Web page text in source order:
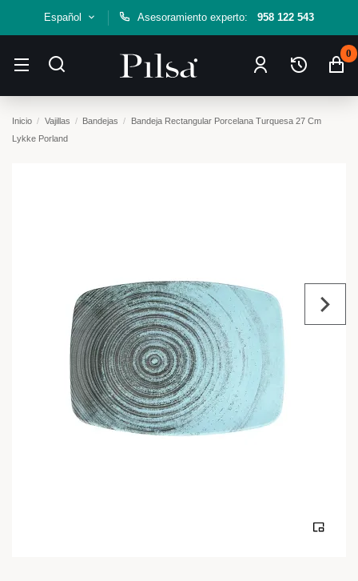
Español Asesoramiento experto: 958 122 543
0
Inicio Vajillas Bandejas
Bandeja Rectangular Porcelana Turquesa 27 Cm
Lykke Porland